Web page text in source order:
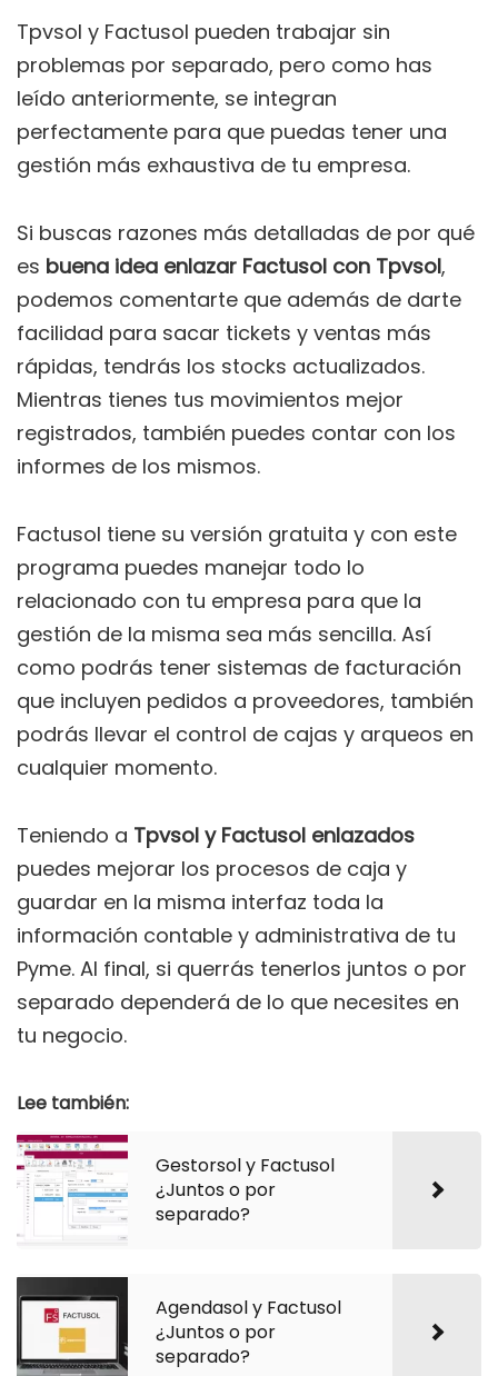
Tpvsol y Factusol pueden trabajar sin
problemas por separado, pero como has
leído anteriormente, se integran
perfectamente para que puedas tener una
gestión más exhaustiva de tu empresa.
Si buscas razones más detalladas de por qué
es buena idea enlazar Factusol con Tpvsol,
podemos comentarte que además de darte
facilidad para sacar tickets y ventas más
rápidas, tendrás los stocks actualizados.
Mientras tienes tus movimientos mejor
registrados, también puedes contar con los
informes de los mismos.
Factusol tiene su versión gratuita y con este
programa puedes manejar todo lo
relacionado con tu empresa para que la
gestión de la misma sea más sencilla. Así
como podrás tener sistemas de facturación
que incluyen pedidos a proveedores, también
podrás llevar el control de cajas y arqueos en
cualquier momento.
Teniendo a Tpvsol y Factusol enlazados
puedes mejorar los procesos de caja y
guardar en la misma interfaz toda la
información contable y administrativa de tu
Pyme. Al final, si querrás tenerlos juntos o por
separado dependerá de lo que necesites en
tu negocio.
Lee también:
Gestorsol y Factusol
¿Juntos o por
separado?
Agendasol y Factusol
¿Juntos o por
separado?